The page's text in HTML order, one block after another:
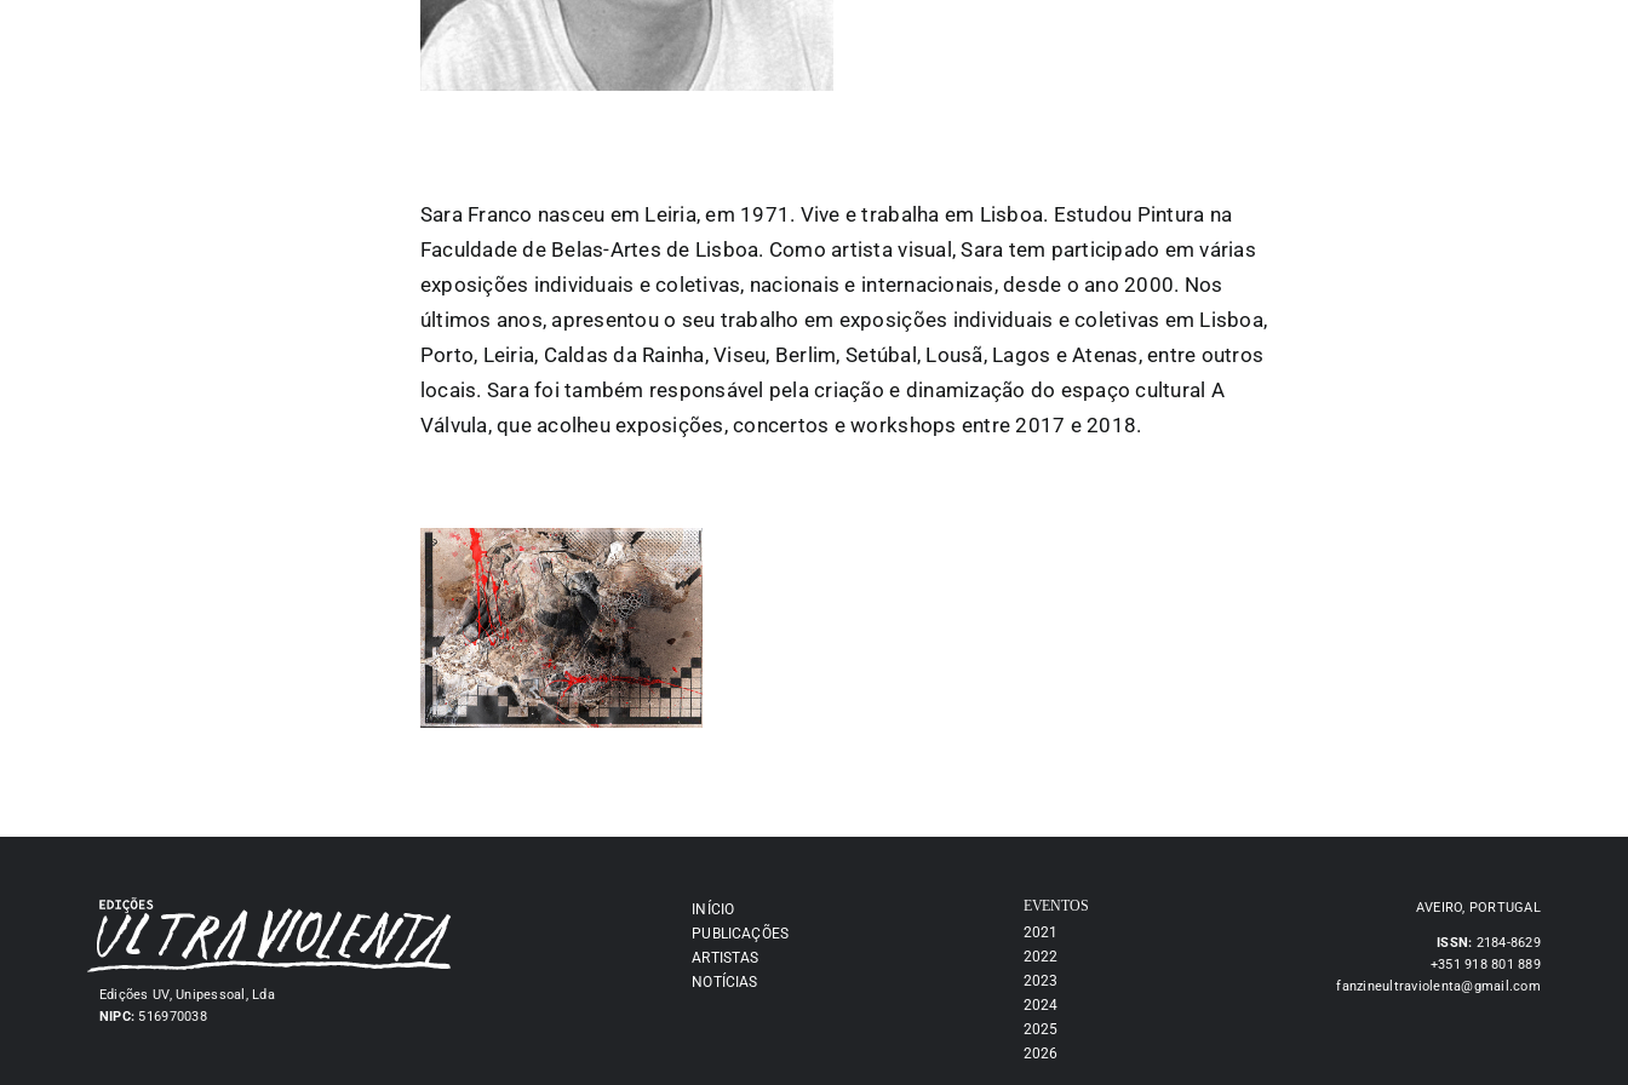
Sara Franco nasceu em Leiria, em 1971. Vive e trabalha em Lisboa. Estudou Pintura na
Faculdade de Belas-Artes de Lisboa. Como artista visual, Sara tem participado em várias
exposições individuais e coletivas, nacionais e internacionais, desde o ano 2000. Nos
últimos anos, apresentou o seu trabalho em exposições individuais e coletivas em Lisboa,
Porto, Leiria, Caldas da Rainha, Viseu, Berlim, Setúbal, Lousã, Lagos e Atenas, entre outros
locais. Sara foi também responsável pela criação e dinamização do espaço cultural A
Válvula, que acolheu exposições, concertos e workshops entre 2017 e 2018.
Edições UV, Unipessoal, Lda
NIPC: 516970038
INÍCIO
PUBLICAÇÕES
ARTISTAS
NOTÍCIAS
EVENTOS
2021
2022
2023
2024
2025
2026
AVEIRO, PORTUGAL
ISSN: 2184-8629
+351 918 801 889
fanzineultraviolenta@gmail.com